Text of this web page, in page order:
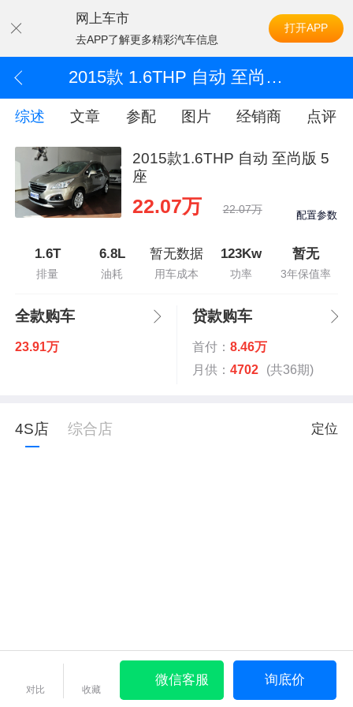
网上车市
去APP了解更多精彩汽车信息
打开APP
2015款 1.6THP 自动 至尚版 5座
综述 文章 参配 图片 经销商 点评
2015款1.6THP 自动 至尚版 5
座
22.07万 22.07万 配置参数
1.6T
排量
6.8L
油耗
暂无数据
用车成本
123Kw
功率
暂无
3年保值率
全款购车
23.91万
贷款购车
首付： 8.46万
月供： 4702 (共36期)
4S店 综合店 定位
对比 收藏
微信客服 询底价